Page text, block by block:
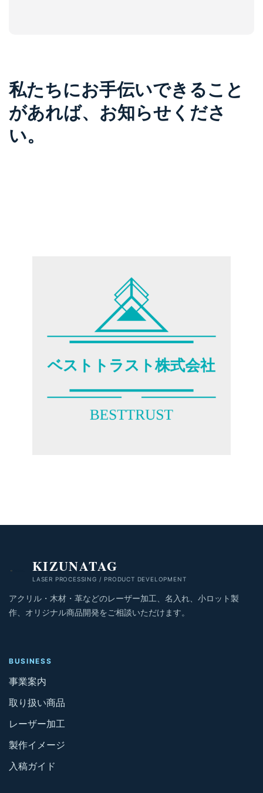
私たちにお手伝いできること
があれば、お知らせくださ
い。
KIZUNATAG
LASER PROCESSING / PRODUCT DEVELOPMENT
アクリル・木材・革などのレーザー加工、名入れ、小ロット製
作、オリジナル商品開発をご相談いただけます。
BUSINESS
事業案内
取り扱い商品
レーザー加工
製作イメージ
入稿ガイド